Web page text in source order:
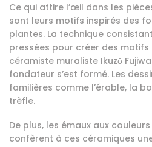
Ce qui attire l’œil dans les
sont leurs motifs inspirés des
plantes. La technique
pressées pour créer des
céramiste muraliste Ikuzō
fondateur s’est formé. Les
familières comme l’érable, la
trèfle.
De plus, les émaux aux
confèrent à ces céramiques